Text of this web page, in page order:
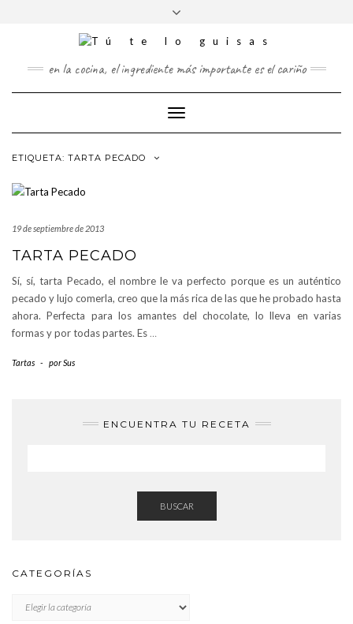
TWITTERPINTEREST
cabecera
en la cocina, el ingrediente más importante es el cariño
Cambiar
modo
ETIQUETA: TARTA PECADO
19 de septiembre de 2013
TARTA PECADO
Sí, sí, tarta Pecado, el nombre le va perfecto porque es un auténtico
pecado y lujo comerla, creo que la más rica de las que he probado hasta
ahora. Perfecta para los amantes del chocolate, lo lleva en varias
formas y por todas partes. Es …
Tartas - porSus
ENCUENTRA TU RECETA
BUSCAR
CATEGORÍAS